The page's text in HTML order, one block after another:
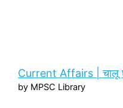
Current Affairs | चालू
by MPSC Library